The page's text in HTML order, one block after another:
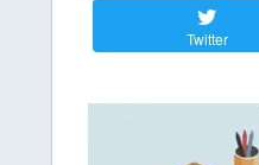
Twitter